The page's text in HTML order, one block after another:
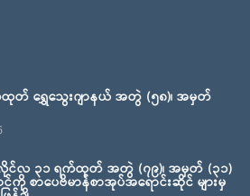
ထုတ် ရွှေသွေးဂျာနယ် အတွဲ (၅၈)၊ အမှတ်
လိုင်လ ၃၁ ရက်ထုတ် အတွဲ (၇၉)၊ အမှတ် (၃၁)
င်ကို စာပေဗိမာန်စာအုပ်အရောင်းဆိုင် များမှ